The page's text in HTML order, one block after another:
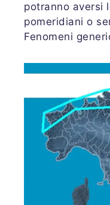
potranno aversi
pomeridiani o
Fenomeni